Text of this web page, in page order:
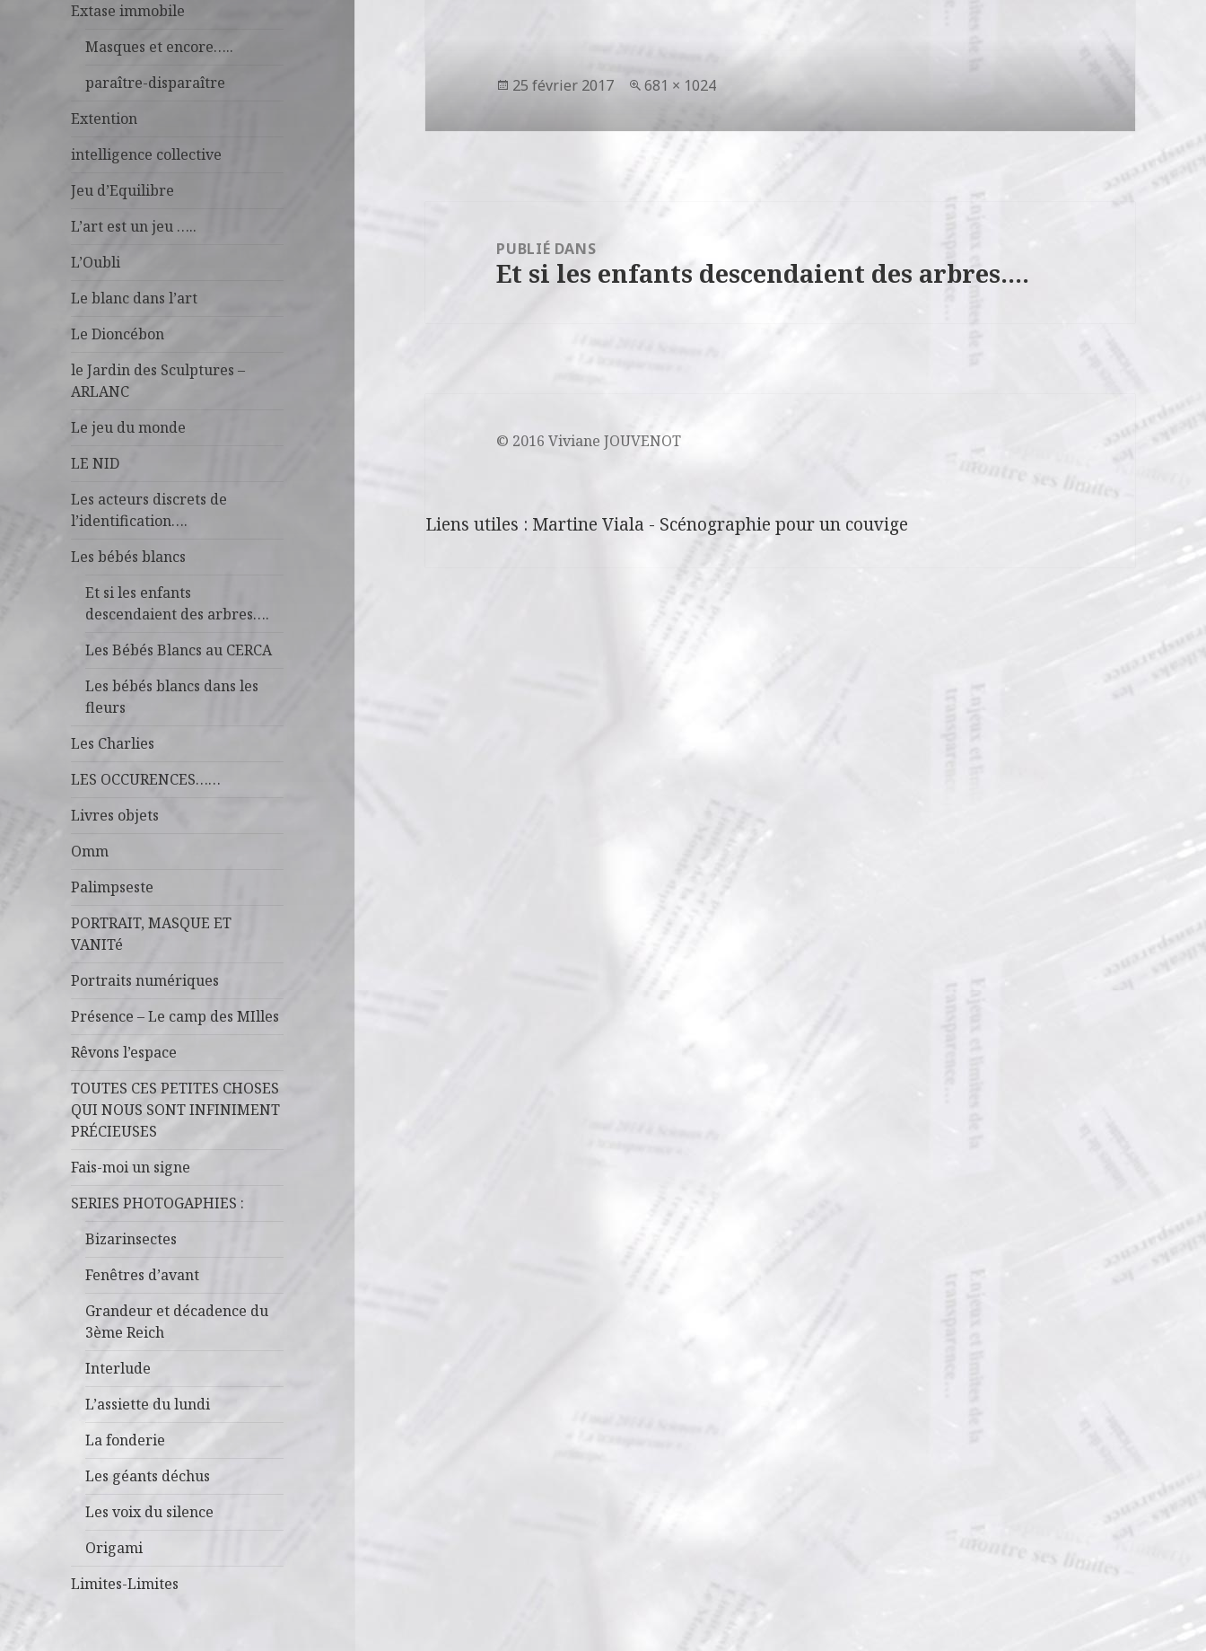
Extase immobile
Masques et encore…..
paraître-disparaître
Extention
intelligence collective
Jeu d’Equilibre
L’art est un jeu …..
L’Oubli
Le blanc dans l’art
Le Dioncébon
le Jardin des Sculptures –
ARLANC
Le jeu du monde
LE NID
Les acteurs discrets de
l’identification….
Les bébés blancs
Et si les enfants
descendaient des arbres….
Les Bébés Blancs au CERCA
Les bébés blancs dans les
fleurs
Les Charlies
LES OCCURENCES……
Livres objets
Omm
Palimpseste
PORTRAIT, MASQUE ET
VANITé
Portraits numériques
Présence – Le camp des MIlles
Rêvons l’espace
TOUTES CES PETITES CHOSES
QUI NOUS SONT INFINIMENT
PRÉCIEUSES
Fais-moi un signe
SERIES PHOTOGAPHIES :
Bizarinsectes
Fenêtres d’avant
Grandeur et décadence du
3ème Reich
Interlude
L’assiette du lundi
La fonderie
Les géants déchus
Les voix du silence
Origami
Limites-Limites
Publié
25 février 2017
Taille
681 × 1024
l’article
PUBLIÉ DANS
Et si les enfants descendaient des arbres….
© 2016 Viviane JOUVENOT
Liens utiles : Martine Viala - Scénographie pour un couvige